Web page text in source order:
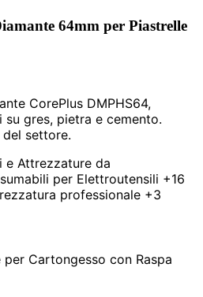
64mm per Piastrelle
CorePlus DMPHS64,
gres, pietra e cemento.
settore.
e Attrezzature da
per Elettroutensili +16
professionale +3
per Cartongesso con Raspa